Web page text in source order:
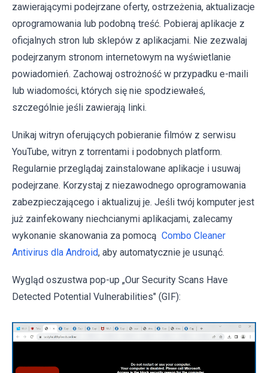
zawierającymi podejrzane oferty, ostrzeżenia, aktualizacje
oprogramowania lub podobną treść. Pobieraj aplikacje z
oficjalnych stron lub sklepów z aplikacjami. Nie zezwalaj
podejrzanym stronom internetowym na wyświetlanie
powiadomień. Zachowaj ostrożność w przypadku e-maili
lub wiadomości, których się nie spodziewałeś,
szczególnie jeśli zawierają linki.
Unikaj witryn oferujących pobieranie filmów z serwisu
YouTube, witryn z torrentami i podobnych platform.
Regularnie przeglądaj zainstalowane aplikacje i usuwaj
podejrzane. Korzystaj z niezawodnego oprogramowania
zabezpieczającego i aktualizuj je. Jeśli twój komputer jest
już zainfekowany niechcianymi aplikacjami, zalecamy
wykonanie skanowania za pomocą Combo Cleaner
Antivirus dla Android, aby automatycznie je usunąć.
Wygląd oszustwa pop-up „Our Security Scans Have
Detected Potential Vulnerabilities" (GIF):